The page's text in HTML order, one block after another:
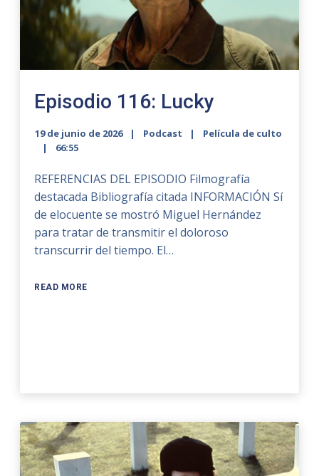
Episodio 116: Lucky
19 de junio de 2026 Podcast
Película de culto
66:55
REFERENCIAS DEL EPISODIO Filmografía
destacada Bibliografía citada INFORMACIÓN Sí
de elocuente se mostró Miguel Hernández
para tratar de transmitir el doloroso
transcurrir del tiempo. El…
READ MORE